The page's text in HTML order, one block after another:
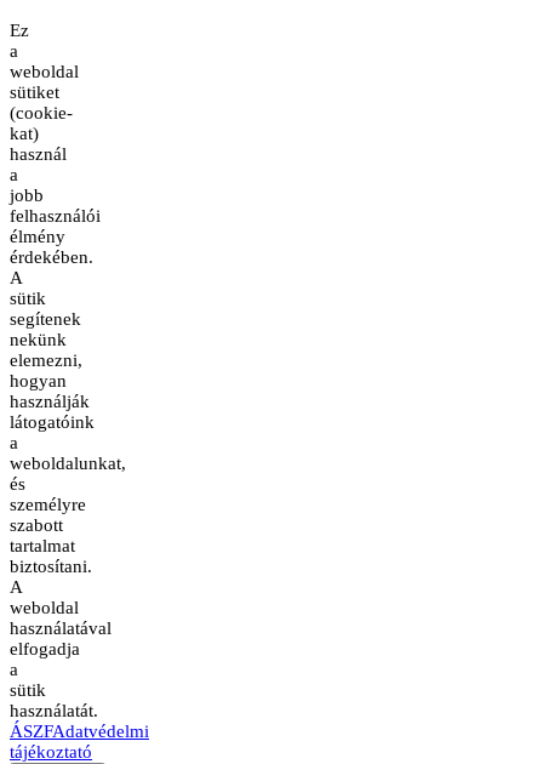
Ez
a
weboldal
sütiket
(cookie-
kat)
használ
a
jobb
felhasználói
élmény
érdekében.
A
sütik
segítenek
nekünk
elemezni,
hogyan
használják
látogatóink
a
weboldalunkat,
és
személyre
szabott
tartalmat
biztosítani.
A
weboldal
használatával
elfogadja
a
sütik
használatát.
ÁSZFAdatvédelmi
tájékoztató